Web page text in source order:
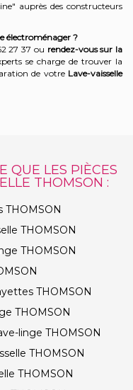
auprès des constructeurs
électroménager ?
27 37 ou rendez-vous sur la
se charge de trouver la
de votre Lave-vaisselle
QUE LES PIÈCES
THOMSON :
THOMSON
THOMSON
THOMSON
THOMSON
THOMSON
linge THOMSON
THOMSON
THOMSON